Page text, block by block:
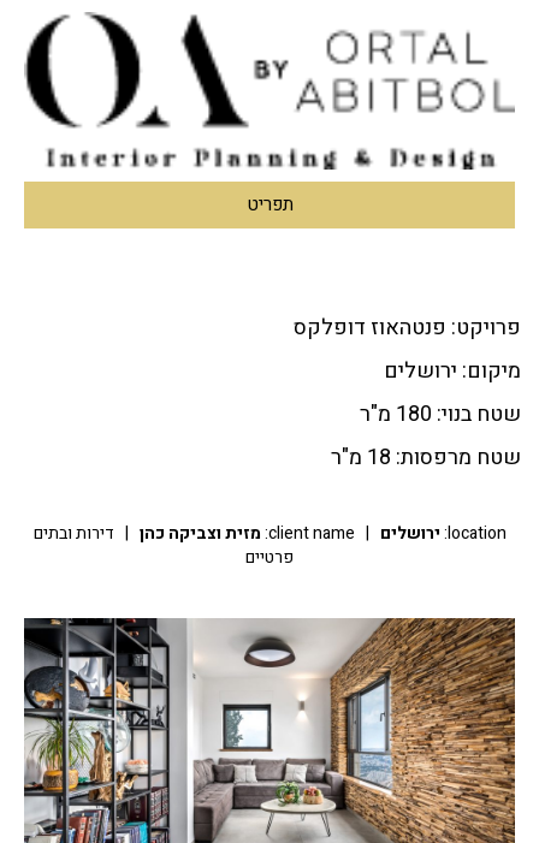
תפריט
פרויקט: פנטהאוז דופלקס
מיקום: ירושלים
שטח בנוי: 180 מ"ר
שטח מרפסות: 18 מ"ר
location: ירושלים |
client name: מזית וצביקה כהן | דירות ובתים
פרטיים